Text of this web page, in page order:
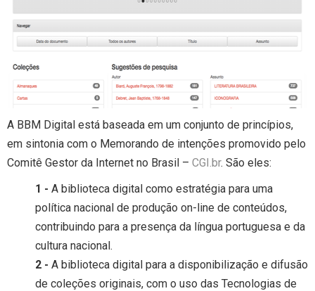
A BBM Digital está baseada em um conjunto de princípios,
em sintonia com o Memorando de intenções promovido pelo
Comitê Gestor da Internet no Brasil – CGI.br. São eles:
1 - A biblioteca digital como estratégia para uma
política nacional de produção on-line de conteúdos,
contribuindo para a presença da língua portuguesa e da
cultura nacional.
2 - A biblioteca digital para a disponibilização e difusão
de coleções originais, com o uso das Tecnologias de